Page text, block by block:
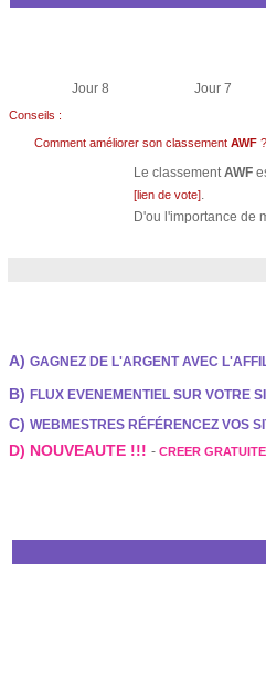
Jour 8 Jour 7
Conseils :
Comment améliorer son classement AWF ?
Le classementAWF
[lien de vote].
D'ou l'importance de
A) GAGNEZ DE L'ARGENT AVEC
B) FLUX EVENEMENTIEL SUR VOTRE
C) WEBMESTRES RÉFÉRENCEZ VOS
D) NOUVEAUTE !!! - CREER